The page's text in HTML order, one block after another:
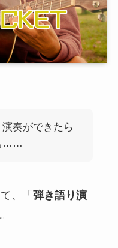
奏ができたら
……
、「 弾き語り演